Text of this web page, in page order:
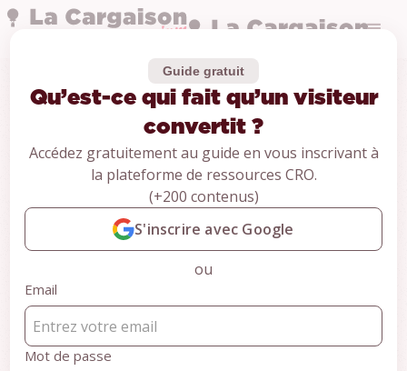
Guide gratuit
Qu’est-ce qui fait qu’un visiteur
convertit ?
Accédez gratuitement au guide en vous inscrivant à
la plateforme de ressources CRO.
(+200 contenus)
S'inscrire avec Google
ou
Email
Mot de passe
Guides
Qu’est-ce qui fait
qu’un visiteur
convertit ?
CONTENU RÉSERVÉ AUX MEMBRES
Pour accéder au contenu,
inscrivez-vous gratuitement et
accédez à +100 ressources